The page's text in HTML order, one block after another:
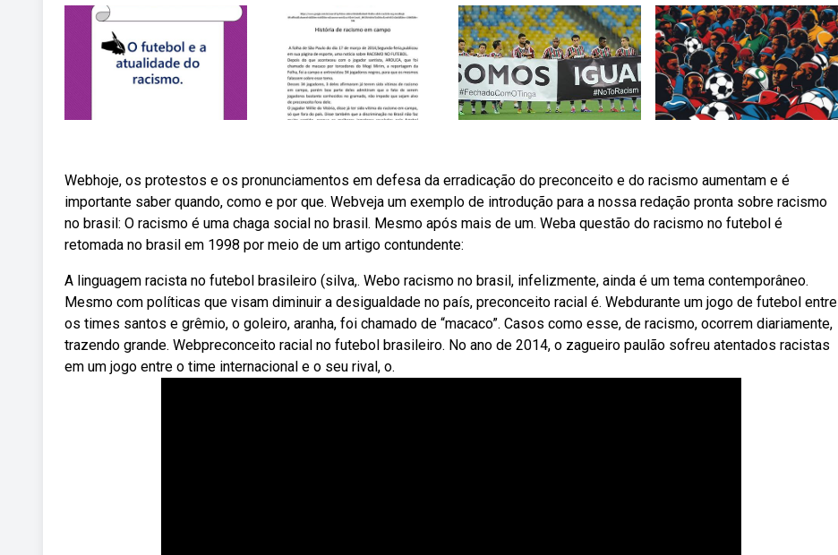
Webhoje, os protestos e os pronunciamentos em defesa da erradicação do preconceito e do racismo aumentam e é
importante saber quando, como e por que. Webveja um exemplo de introdução para a nossa redação pronta sobre racismo
no brasil: O racismo é uma chaga social no brasil. Mesmo após mais de um. Weba questão do racismo no futebol é
retomada no brasil em 1998 por meio de um artigo contundente:
A linguagem racista no futebol brasileiro (silva,. Webo racismo no brasil, infelizmente, ainda é um tema contemporâneo.
Mesmo com políticas que visam diminuir a desigualdade no país, preconceito racial é. Webdurante um jogo de futebol entre
os times santos e grêmio, o goleiro, aranha, foi chamado de “macaco”. Casos como esse, de racismo, ocorrem diariamente,
trazendo grande. Webpreconceito racial no futebol brasileiro. No ano de 2014, o zagueiro paulão sofreu atentados racistas
em um jogo entre o time internacional e o seu rival, o.